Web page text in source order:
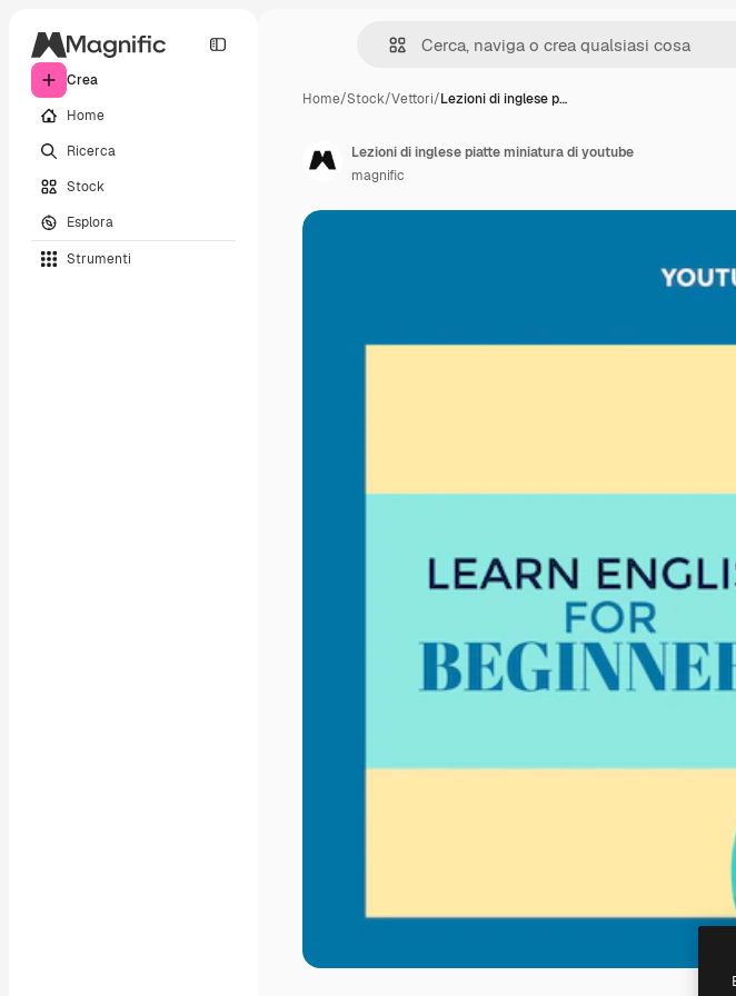
Crea
Home
Ricerca
Stock
Esplora
Strumenti
Home/Stock/Vettori/Lezioni di inglese p…
Lezioni di inglese piatte miniatura di youtube
magnific